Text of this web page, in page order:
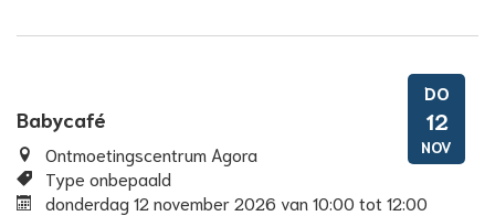
Babycafé
Ontmoetingscentrum Agora
Type onbepaald
donderdag 12 november 2026 van10:00 tot 12:00
DO
12
NOV